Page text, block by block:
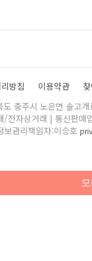
방침 이용약관
충주시 노은면 솔고
자상거래 | 통신판매
관리책임자:이승호